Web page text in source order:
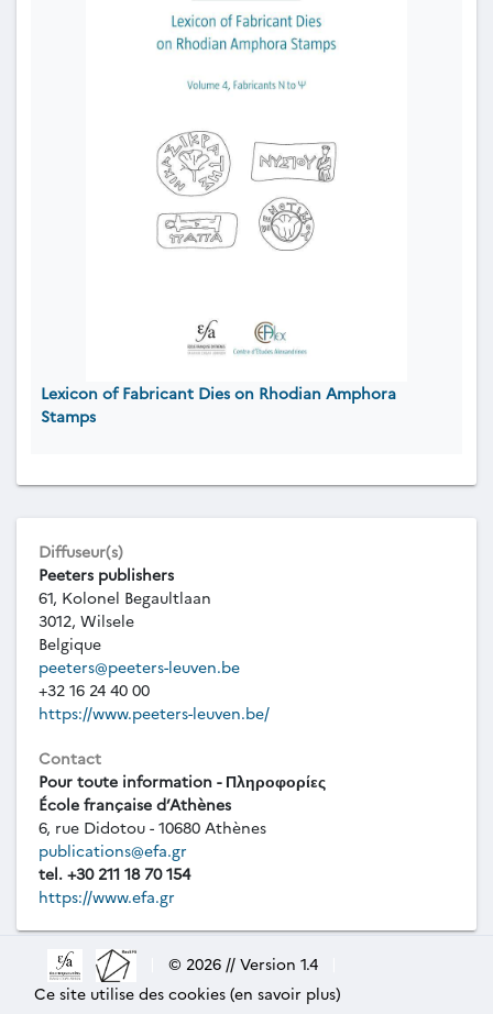
Lexicon of Fabricant Dies on Rhodian Amphora
Stamps
Diffuseur(s)
Peeters publishers
61, Kolonel Begaultlaan
3012, Wilsele
Belgique
peeters@peeters-leuven.be
+32 16 24 40 00
https://www.peeters-leuven.be/
Contact
Pour toute information - Πληροφορίες
École française d’Athènes
6, rue Didotou - 10680 Athènes
publications@efa.gr
tel. +30 211 18 70 154
https://www.efa.gr
© 2026 // Version 1.4
Ce site utilise des cookies (en savoir plus)